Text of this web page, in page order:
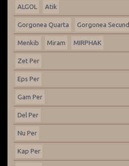
ALGOL Atik
Gorgonea Quarta Gorgonea
Menkib Miram MIRPHAK
Zet Per
Eps Per
Gam Per
Del Per
Nu Per
Kap Per